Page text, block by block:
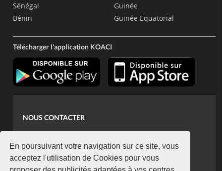
En poursuivant votre navigation sur ce site, vous
acceptez l'utilisation de Cookies pour vous
Sénégal
Bénin
Guinée
Guinée Equatorial
Télécharger l'application KOACI
NOUS CONTACTER
koaci@yahoo.fr
+225 07 08 85 52 93